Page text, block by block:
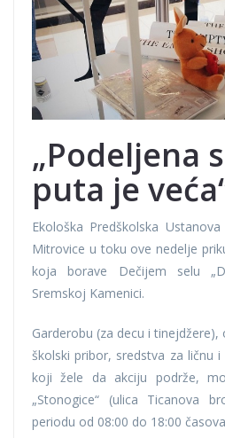
„Podeljena
puta je
Ekološka Predškolska
Mitrovice u toku ove nedelje
koja borave Dečijem selu
Sremskoj Kamenici.
Garderobu (za decu i
školski pribor, sredstva za ličnu
koji žele da akciju podrže,
„Stonogice“ (ulica Ticanova
periodu od 08:00 do 18:00